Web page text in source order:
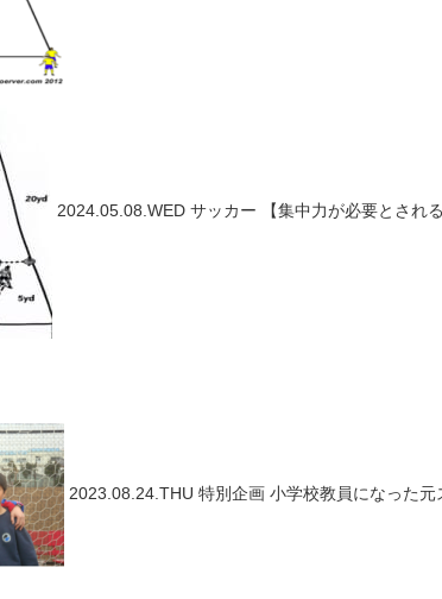
2024.05.08.WED サッカー 【集中力が必要とさ
2023.08.24.THU 特別企画 小学校教員になった